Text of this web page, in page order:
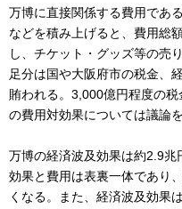
万博に直接関係する費用であ
などを積み上げると、費用総
し、チケット・グッズ等の売
足分は国や大阪府市の税金、
賄われる。3,000億円程度の
の費用対効果については議論
万博の経済波及効果は約2.9兆
効果と費用は表裏一体であり
くなる。また、経済波及効果